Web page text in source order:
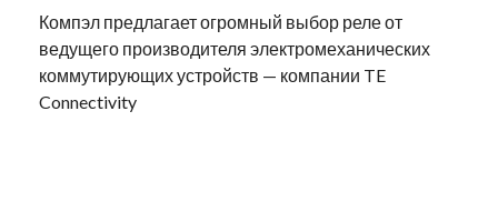
Компэл предлагает огромный выбор реле от
ведущего производителя электромеханических
коммутирующих устройств — компании TE
Connectivity